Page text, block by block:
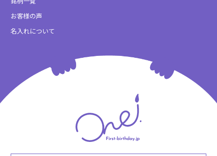
お客様の声
名入れについて